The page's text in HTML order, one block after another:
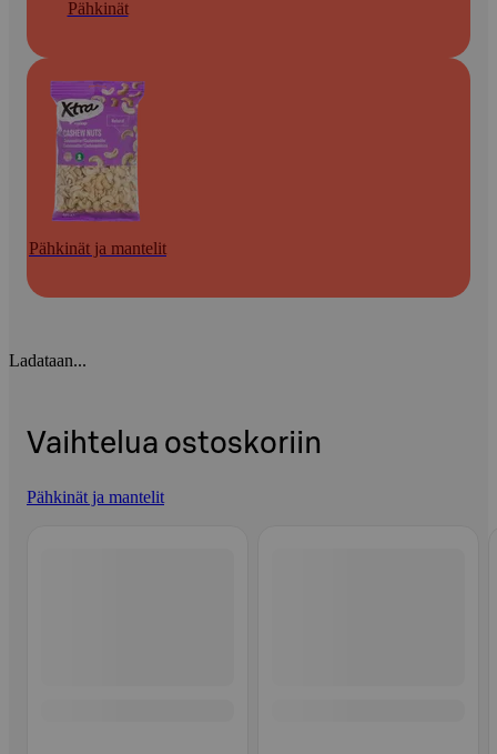
Pähkinät
Pähkinät ja mantelit
Ladataan...
Vaihtelua ostoskoriin
Pähkinät ja mantelit